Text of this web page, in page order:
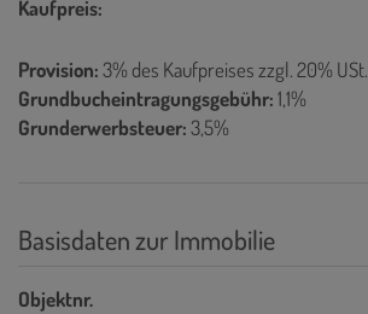
Kaufpreis:
Provision:3% des Kaufpreises zzgl. 20% USt.
Grundbucheintragungsgebühr:1,1%
Grunderwerbsteuer:3,5%
Basisdaten zur Immobilie
Objektnr.